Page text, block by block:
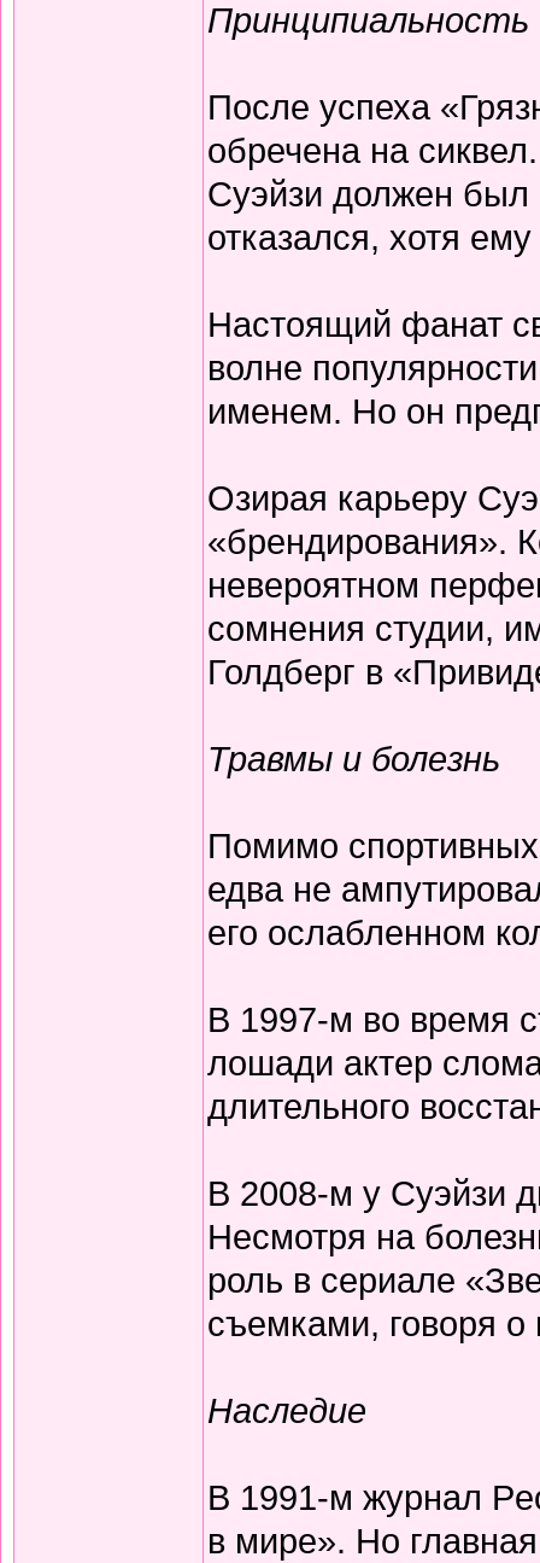
Принципиальность
После успеха
обречена на
Суэйзи должен был
отказался, хотя
Настоящий фанат
волне
именем. Но он
Озирая карьеру
«брендирования».
невероятном
сомнения студии,
Голдберг в
Травмы и болезнь
Помимо
едва не
его ослабленном
В 1997-м во время
лошади актер
длительного
В 2008-м у Суэйзи
Несмотря на
роль в сериале
съемками, говоря о
Наследие
В 1991-м журнал
в мире». Но